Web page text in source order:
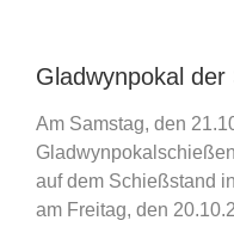
Gladwynpokal
Am Samstag, den
auf dem Schießstand
am Freitag, den